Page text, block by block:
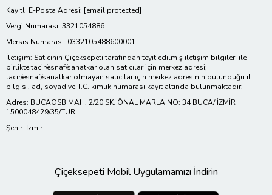
Kayıtlı E-Posta Adresi: [email protected]
Vergi Numarası: 3321054886
Mersis Numarası: 0332105488600001
İletişim: Satıcının Çiçeksepeti tarafından teyit edilmiş iletişim bilgileri ile
birlikte tacir/esnaf/sanatkar olan satıcılar için merkez adresi;
tacir/esnaf/sanatkar olmayan satıcılar için merkez adresinin bulunduğu il
bilgisi, ad, soyad ve T.C. kimlik numarası kayıt altında bulunmaktadır.
Adres: BUCAOSB MAH. 2/20 SK. ÖNAL MARLA NO: 34 BUCA/ İZMİR
1500048429/35/TUR
Şehir: İzmir
Çiçeksepeti Mobil Uygulamamızı İndirin